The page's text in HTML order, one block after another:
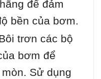
để đảm
bền của bơm.
trơn các bộ
bơm để
Sử dụng